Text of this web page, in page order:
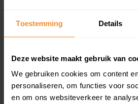
Toestemming Details
Deze website maakt gebruik van
We gebruiken cookies om content
personaliseren, om functies voor
en om ons websiteverkeer te